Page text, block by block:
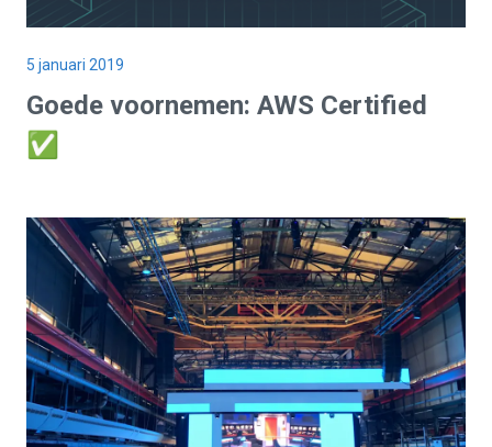
5 januari 2019
Goede voornemen: AWS Certified
✅